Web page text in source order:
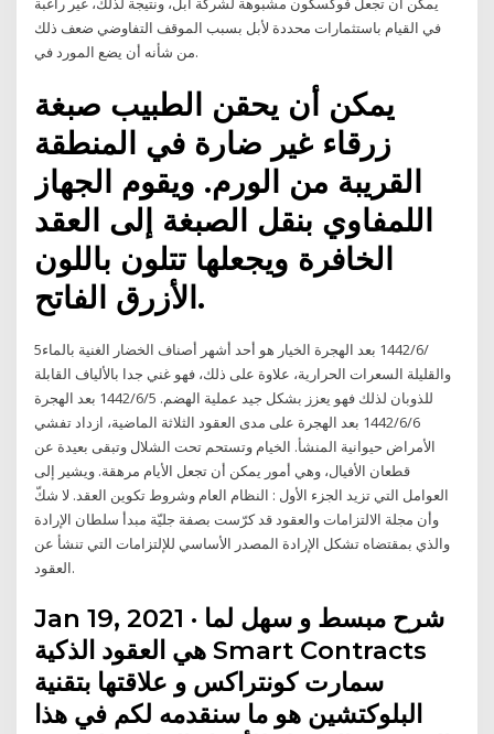
في القيام باستثمارات محددة لأبل بسبب الموقف التفاوضي ضعف ذلك
من شأنه أن يضع المورد في.
يمكن أن يحقن الطبيب صبغة
زرقاء غير ضارة في المنطقة
القريبة من الورم. ويقوم الجهاز
اللمفاوي بنقل الصبغة إلى العقد
الخافرة ويجعلها تتلون باللون
الأزرق الفاتح.
5‏‏/6‏‏/1442 بعد الهجرة الخيار هو أحد أشهر أصناف الخضار الغنية بالماء
والقليلة السعرات الحرارية، علاوة على ذلك، فهو غني جدا بالألياف القابلة
للذوبان لذلك فهو يعزز بشكل جيد عملية الهضم. 5‏‏/6‏‏/1442 بعد الهجرة
6‏‏/6‏‏/1442 بعد الهجرة على مدى العقود الثلاثة الماضية، ازداد تفشي
الأمراض حيوانية المنشأ. الخيام وتستحم تحت الشلال وتبقى بعيدة عن
قطعان الأفيال، وهي أمور يمكن أن تجعل الأيام مرهقة. ويشير إلى
العوامل التي تزيد الجزء الأول : النظام العام وشروط تكوين العقد. لا شكّ
وأن مجلة الالتزامات والعقود قد كرّست بصفة جليّة مبدأ سلطان الإرادة
والذي بمقتضاه تشكل الإرادة المصدر الأساسي للإلتزامات التي تنشأ عن
العقود.
Jan 19, 2021 · شرح مبسط و سهل لما
هي العقود الذكية Smart Contracts
سمارت كونتراكس و علاقتها بتقنية
البلوكتشين هو ما سنقدمه لكم في هذا